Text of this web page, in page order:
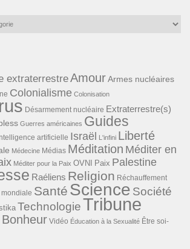
extraterrestreAmourArmes nucléaires
Colonialisme Colonisation
Désarmement nucléaire Extraterrestre(s)
Guerres américaines Guides
artificielle Israël L'infini Liberté
Médecine Médias Méditation Méditer en
Méditer pour la Paix OVNI Paix Palestine
Raéliens Religion Réchauffement
Santé Science Société
TechnologieTribune
Vidéo Éducation à la Sexualité Être soi-